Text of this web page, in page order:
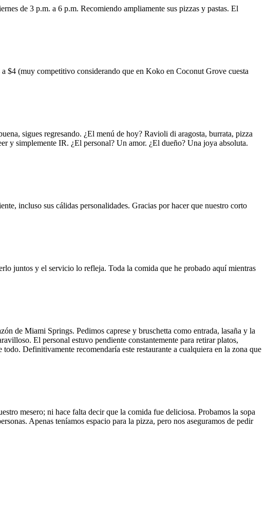
de 3 p.m. a 6 p.m. Recomiendo ampliamente sus pizzas y pastas. El
$4 (muy competitivo considerando que en Koko en Coconut Grove cuesta
sigues regresando. ¿El menú de hoy? Ravioli di aragosta, burrata, pizza
y simplemente IR. ¿El personal? Un amor. ¿El dueño? Una joya absoluta.
incluso sus cálidas personalidades. Gracias por hacer que nuestro corto
juntos y el servicio lo refleja. Toda la comida que he probado aquí mientras
de Miami Springs. Pedimos caprese y bruschetta como entrada, lasaña y la
El personal estuvo pendiente constantemente para retirar platos,
Definitivamente recomendaría este restaurante a cualquiera en la zona que
mesero; ni hace falta decir que la comida fue deliciosa. Probamos la sopa
Apenas teníamos espacio para la pizza, pero nos aseguramos de pedir